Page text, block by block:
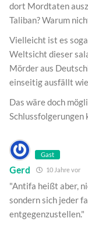
dort Mordtaten
Taliban? Warum
Vielleicht ist es
Weltsicht dieser
Mörder aus
einseitig ausfällt
Das wäre doch
Schlussfolgerungen
Gast
Gerd 10 Jahre vor
"Antifa heißt aber,
sondern sich jeder
entgegenzustellen."